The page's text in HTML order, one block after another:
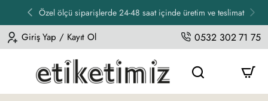
Özel ölçü siparişlerde 24-48 saat içinde üretim ve teslimat
Giriş Yap / Kayıt Ol 0532 302 71 75